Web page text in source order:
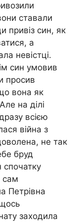
ставали
привіз син, як
а
невістці.
син умовив
просив
вона як
на ділі
всією
війна з
не так
бруд
спочатку
сам
Петрівна
заходила